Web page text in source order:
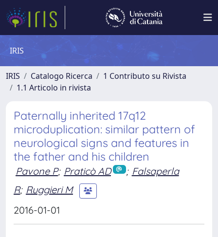
IRIS
IRIS Catalogo Ricerca
1 Contributo su Rivista
1.1 Articolo in rivista
Paternally inherited 17q12
microduplication: similar pattern of
neurological signs and features in
the father and his children
Pavone P; Praticò AD ; Falsaperla
R; Ruggieri M
2016-01-01